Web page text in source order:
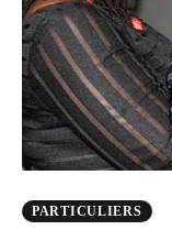
PARTICULIERS